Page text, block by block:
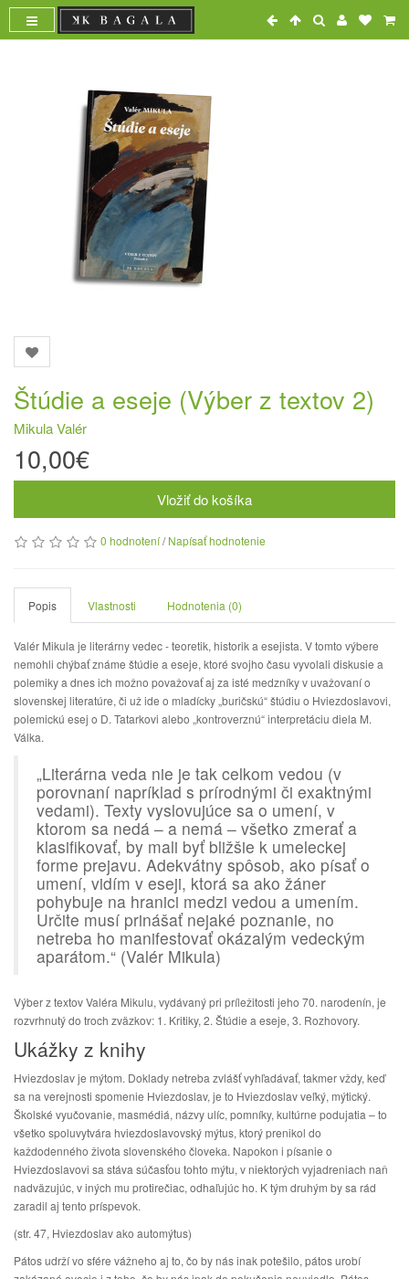
Štúdie a eseje (Výber z textov 2)
Mikula Valér
10,00€
Vložiť do košíka
0 hodnotení/Napísať hodnotenie
Popis Vlastnosti Hodnotenia (0)
Valér Mikula je literárny vedec - teoretik, historik a esejista. V tomto výbere
nemohli chýbať známe štúdie a eseje, ktoré svojho času vyvolali diskusie a
polemiky a dnes ich možno považovať aj za isté medzníky v uvažovaní o
slovenskej literatúre, či už ide o mladícky „buričskú“ štúdiu o Hviezdoslavovi,
polemickú esej o D. Tatarkovi alebo „kontroverznú“ interpretáciu diela M.
Válka.
„Literárna veda nie je tak celkom vedou (v
porovnaní napríklad s prírodnými či exaktnými
vedami). Texty vyslovujúce sa o umení, v
ktorom sa nedá – a nemá – všetko zmerať a
klasifikovať, by mali byť bližšie k umeleckej
forme prejavu. Adekvátny spôsob, ako písať o
umení, vidím v eseji, ktorá sa ako žáner
pohybuje na hranici medzi vedou a umením.
Určite musí prinášať nejaké poznanie, no
netreba ho manifestovať okázalým vedeckým
aparátom.“ (Valér Mikula)
Výber z textov Valéra Mikulu, vydávaný pri príležitosti jeho 70. narodenín, je
rozvrhnutý do troch zväzkov: 1. Kritiky, 2. Štúdie a eseje, 3. Rozhovory.
Ukážky z knihy
Hviezdoslav je mýtom. Doklady netreba zvlášť vyhľadávať, takmer vždy, keď
sa na verejnosti spomenie Hviezdoslav, je to Hviezdoslav veľký, mýtický.
Školské vyučovanie, masmédiá, názvy ulíc, pomníky, kultúrne podujatia – to
všetko spoluvytvára hviezdoslavovský mýtus, ktorý prenikol do
každodenného života slovenského človeka. Napokon i písanie o
Hviezdoslavovi sa stáva súčasťou tohto mýtu, v niektorých vyjadreniach naň
nadväzujúc, v iných mu protirečiac, odhaľujúc ho. K tým druhým by sa rád
zaradil aj tento príspevok.
(str. 47, Hviezdoslav ako automýtus)
Pátos udrží vo sfére vážneho aj to, čo by nás inak potešilo, pátos urobí